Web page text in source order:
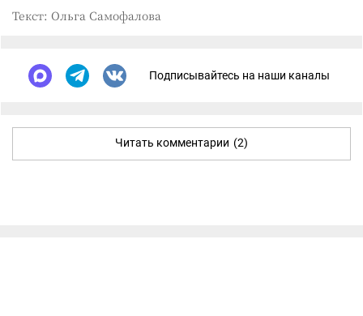
Текст: Ольга Самофалова
Подписывайтесь на наши каналы
Читать комментарии (2)